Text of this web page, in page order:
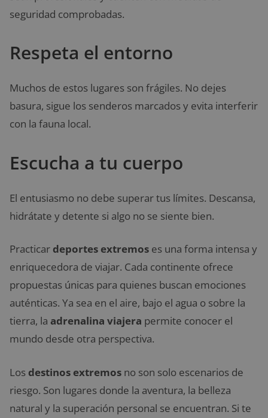
seguridad comprobadas.
Respeta el entorno
Muchos de estos lugares son frágiles. No dejes
basura, sigue los senderos marcados y evita interferir
con la fauna local.
Escucha a tu cuerpo
El entusiasmo no debe superar tus límites. Descansa,
hidrátate y detente si algo no se siente bien.
Practicar deportes extremos es una forma intensa y
enriquecedora de viajar. Cada continente ofrece
propuestas únicas para quienes buscan emociones
auténticas. Ya sea en el aire, bajo el agua o sobre la
tierra, la adrenalina viajera permite conocer el
mundo desde otra perspectiva.
Los destinos extremos no son solo escenarios de
riesgo. Son lugares donde la aventura, la belleza
natural y la superación personal se encuentran. Si te